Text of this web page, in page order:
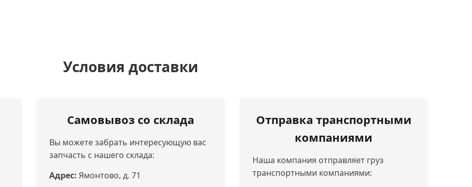
Условия доставки
Самовывоз со склада
Вы можете забрать интересующую вас
запчасть с нашего склада:
Адрес: Ямонтово, д. 71
Отправка транспортными
компаниями
Наша компания отправляет груз
транспортными компаниями: